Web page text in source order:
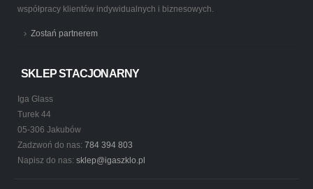
współpracy klientów indywidualnych i biznesowych.
Zostań partnerem
SKLEP STACJONARNY
Iga Glass
Turek 44
05-306 Jakubów
Zadzwoń do nas: 784 394 803
Napisz do nas: sklep@igaszklo.pl